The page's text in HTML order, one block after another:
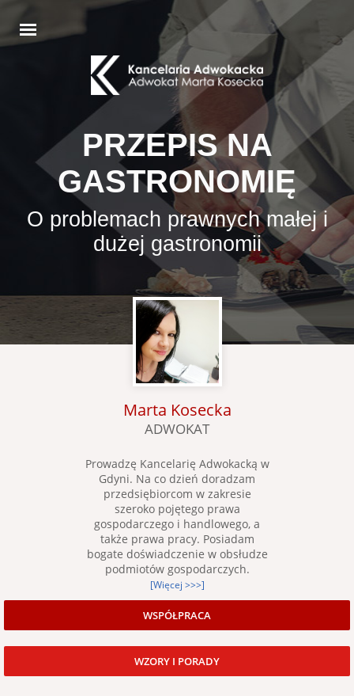
PRZEPIS NA
GASTRONOMIĘ
O problemach prawnych małej i
dużej gastronomii
Marta Kosecka
ADWOKAT
Prowadzę Kancelarię Adwokacką w
Gdyni. Na co dzień doradzam
przedsiębiorcom w zakresie
szeroko pojętego prawa
gospodarczego i handlowego, a
także prawa pracy. Posiadam
bogate doświadczenie w obsłudze
podmiotów gospodarczych.
[Więcej >>>]
WSPÓŁPRACA
WZORY I PORADY